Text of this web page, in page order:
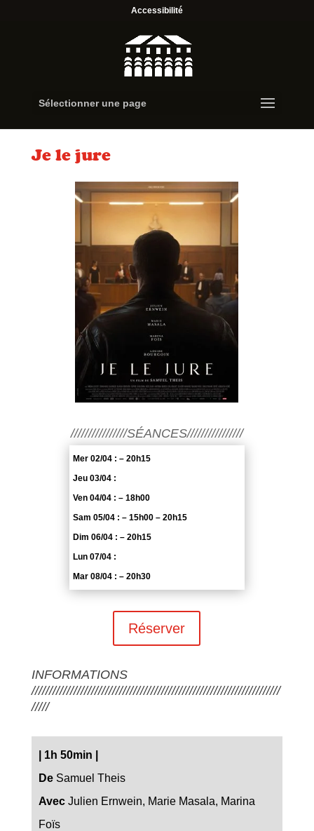
Accessibilité
Sélectionner une page
Je le jure
////////////////SÉANCES////////////////
Mer 02/04 : – 20h15
Jeu 03/04 :
Ven 04/04 : – 18h00
Sam 05/04 : – 15h00 – 20h15
Dim 06/04 : – 20h15
Lun 07/04 :
Mar 08/04 : – 20h30
Réserver
INFORMATIONS
///////////////////////////////////////////////////////////////////////
/////
1h 50min
DeSamuel Theis
AvecJulien Ernwein, Marie Masala, Marina
Foïs